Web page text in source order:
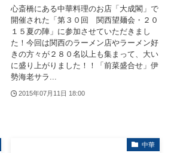
心斎橋にある中華料理のお店「大成閣」で
開催された「第３０回 関西望麺会・２０
１５夏の陣」に参加させていただきまし
た！今回は関西のラーメン店やラーメン好
きの方々が２８０名以上も集まって、大い
に盛り上がりました！！「前菜盛合せ」伊
勢海老サラ...
2015年07月11日 18:00
中華